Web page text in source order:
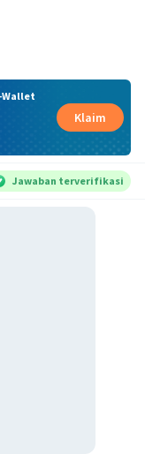
Wallet
Klaim
Jawaban terverifikasi